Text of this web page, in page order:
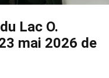
Lac O.
mai 2026 de